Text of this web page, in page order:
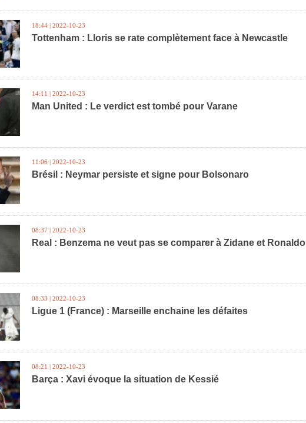
18:44 | 2022-10-23
Tottenham : Lloris se rate complètement face à Newcastle
14:11 | 2022-10-23
Man United : Le verdict est tombé pour Varane
11:06 | 2022-10-23
Brésil : Neymar persiste et signe pour Bolsonaro
08:37 | 2022-10-23
Real : Benzema ne veut pas se comparer à Zidane et Ronaldo
08:33 | 2022-10-23
Ligue 1 (France) : Marseille enchaine les défaites
08:21 | 2022-10-23
Barça : Xavi évoque la situation de Kessié